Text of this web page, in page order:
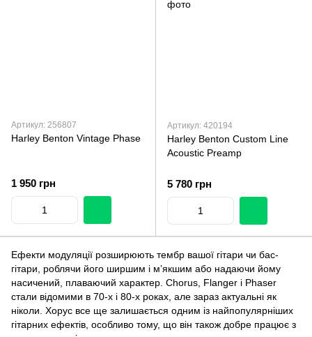
Артикул: 256807
Harley Benton Vintage Phase
1 950 грн
Артикул: 420194
Harley Benton Custom Line
Acoustic Preamp
5 780 грн
Ефекти модуляції розширюють тембр вашої гітари чи бас-
гітари, роблячи його ширшим і м’якшим або надаючи йому
насичений, плаваючий характер. Chorus, Flanger і Phaser
стали відомими в 70-х і 80-х роках, але зараз актуальні як
ніколи. Хорус все ще залишається одним із найпопулярніших
гітарних ефектів, особливо тому, що він також добре працює з